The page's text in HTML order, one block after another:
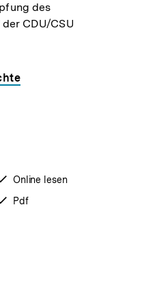
des
CDU/CSU
verfügbar
Online lesen
verfügbar
Pdf